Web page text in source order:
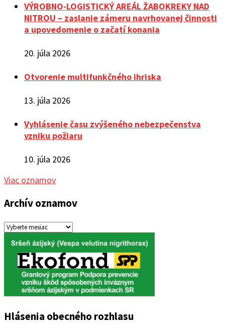
VÝROBNO-LOGISTICKÝ AREÁL ŽABOKREKY NAD
NITROU – zaslanie zámeru navrhovanej činnosti
a upovedomenie o začatí konania
20. júla 2026
Otvorenie multifunkčného ihriska
13. júla 2026
Vyhlásenie času zvýšeného nebezpečenstva
vzniku požiaru
10. júla 2026
Viac oznamov
Archív oznamov
Archív
oznamov
Hlásenia obecného rozhlasu